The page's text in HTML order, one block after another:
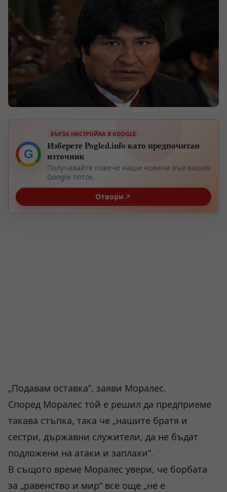
G
БЪРЗА НАСТРОЙКА В GOOGLE
Изберете Pogled.info като предпочитан
източник
Получавайте повече наши новини във вашия
Google поток.
Отвори
„Подавам оставка”, заяви Моралес.
Според Моралес той е решил да предприеме
такава стъпка, така че „нашите братя и
сестри, държавни служители, да не бъдат
подложени на атаки и заплахи“.
В същото време Моралес увери, че борбата
за „равенство и мир“ все още „не е